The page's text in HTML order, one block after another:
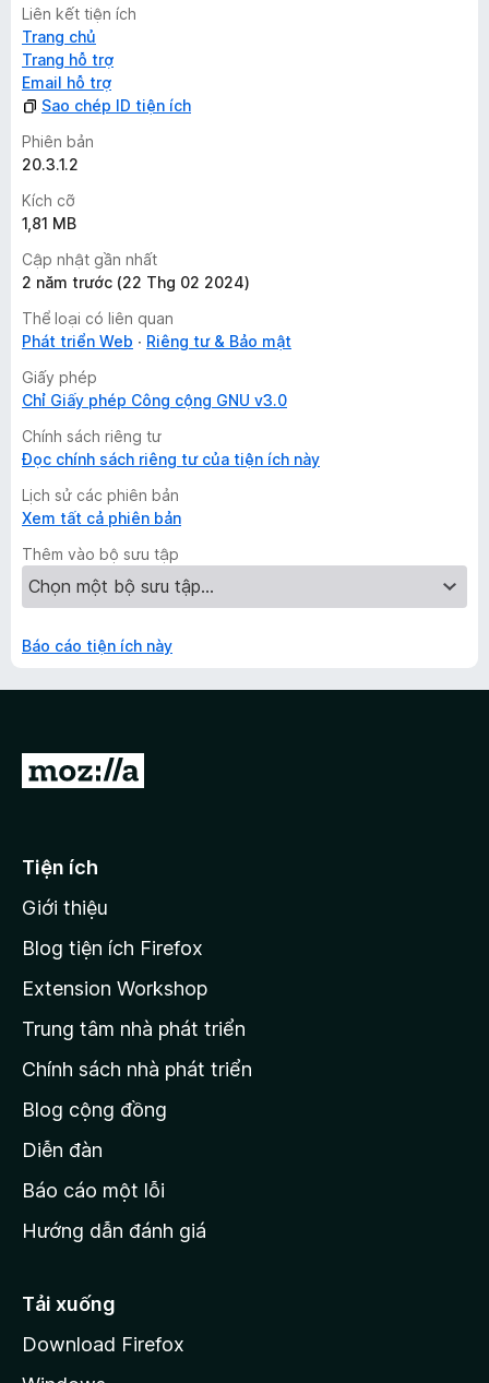
Liên kết tiện ích
Trang chủ
Trang hỗ trợ
Email hỗ trợ
Sao chép ID tiện ích
Phiên bản
20.3.1.2
Kích cỡ
1,81 MB
Cập nhật gần nhất
2 năm trước (22 Thg 02 2024)
Thể loại có liên quan
Phát triển Web
Riêng tư & Bảo mật
Giấy phép
Chỉ Giấy phép Công cộng GNU v3.0
Chính sách riêng tư
Đọc chính sách riêng tư của tiện ích này
Lịch sử các phiên bản
Xem tất cả phiên bản
Thêm vào bộ sưu tập
Báo cáo tiện ích này
Đ
ế
t
r
n
g
c
ủ
M
o
i
l
Tiện ích
Giới thiệu
Blog tiện ích Firefox
Extension Workshop
Trung tâm nhà phát triển
Chính sách nhà phát triển
Blog cộng đồng
Diễn đàn
Báo cáo một lỗi
Hướng dẫn đánh giá
Tải xuống
Download Firefox